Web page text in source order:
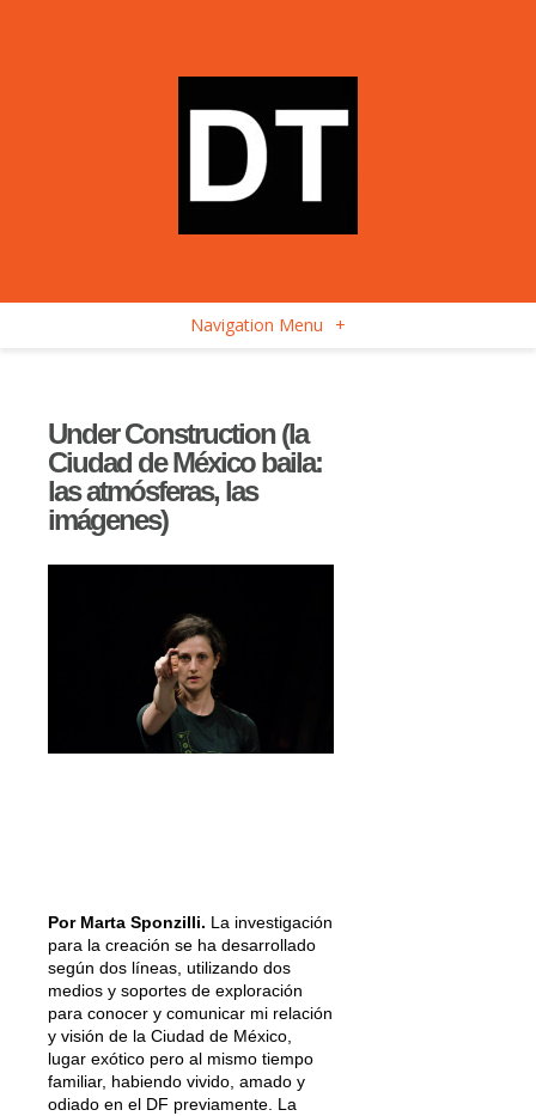
Navigation Menu +
Under Construction (la
Ciudad de México baila:
las atmósferas, las
imágenes)
Por Marta Sponzilli. La investigación
para la creación se ha desarrollado
según dos líneas, utilizando dos
medios y soportes de exploración
para conocer y comunicar mi relación
y visión de la Ciudad de México,
lugar exótico pero al mismo tiempo
familiar, habiendo vivido, amado y
odiado en el DF previamente. La